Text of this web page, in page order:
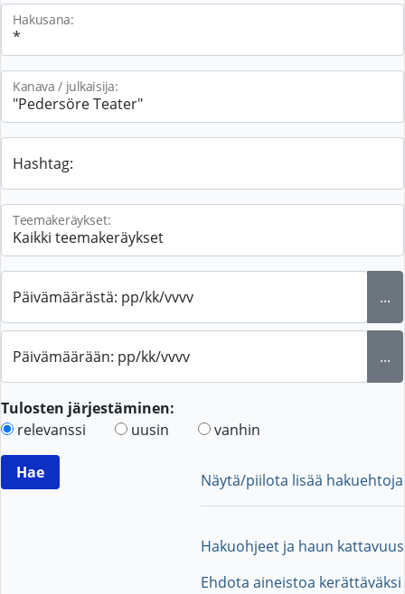
Hakusana:
Kanava / julkaisija:
Hashtag:
Teemakeräykset:
Päivämäärästä: pp/kk/vvvv ...
Päivämäärään: pp/kk/vvvv ...
Tulosten järjestäminen:
relevanssi
uusin vanhin
Näytä/piilota lisää hakuehtoja
Hakuohjeet ja haun kattavuus
Ehdota aineistoa kerättäväksi